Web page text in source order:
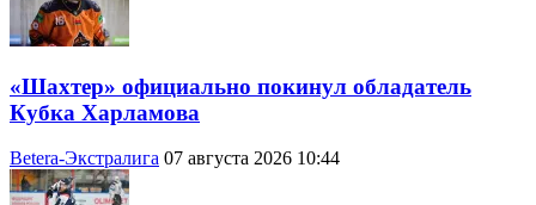
«Шахтер» официально покинул обладатель
Кубка Харламова
Betera-Экстралига 07 августа 2026 10:44